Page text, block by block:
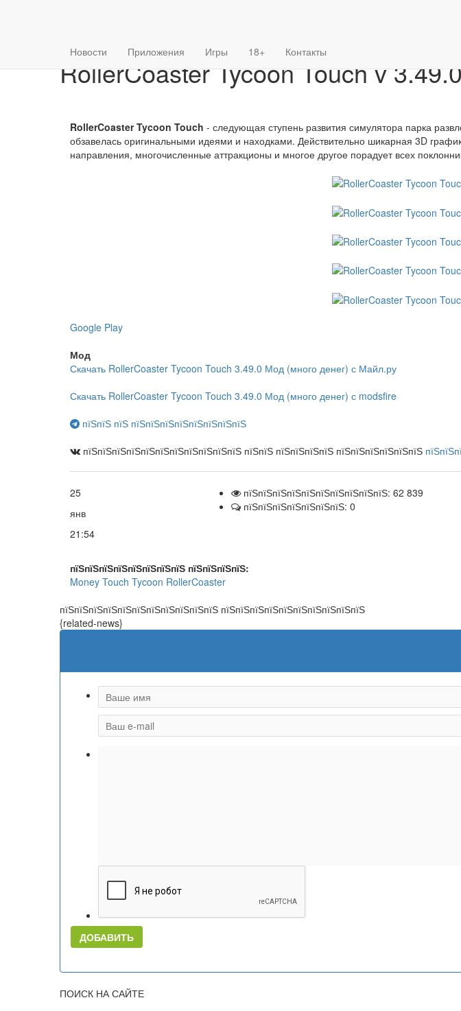
Новости Приложения Игры 18+ Контакты
RollerCoaster Tycoon Touch v
RollerCoaster Tycoon Touch - следующая ступень развития симулятора парка
обзавелась оригинальными идеями и находками. Действительно шикарная 3D
направления, многочисленные аттракционы и многое другое порадует всех
Google Play
Мод
Скачать RollerCoaster Tycoon Touch 3.49.0 Мод (много денег) с Майл.ру
Скачать RollerCoaster Tycoon Touch 3.49.0 Мод (много денег) с modsfire
пїЅпїЅ пїЅ пїЅпїЅпїЅпїЅпїЅпїЅпїЅпїЅ
пїЅпїЅпїЅпїЅпїЅпїЅпїЅпїЅпїЅпїЅпїЅ пїЅпїЅ пїЅпїЅпїЅпїЅ пїЅпїЅпїЅпїЅпїЅпїЅ
25
янв
21:54
пїЅпїЅпїЅпїЅпїЅпїЅпїЅпїЅпїЅпїЅ: 62 839
пїЅпїЅпїЅпїЅпїЅпїЅпїЅ: 0
пїЅпїЅпїЅпїЅпїЅпїЅпїЅпїЅ пїЅпїЅпїЅпїЅ:
Money Touch Tycoon RollerCoaster
пїЅпїЅпїЅпїЅпїЅпїЅпїЅпїЅпїЅпїЅпїЅ пїЅпїЅпїЅпїЅпїЅпїЅпїЅпїЅпїЅпїЅ
{related-news}
ДОБАВИТЬ
ПОИСК НА САЙТЕ